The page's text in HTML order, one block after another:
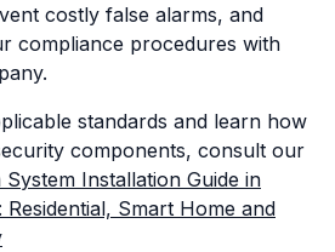
costly false alarms, and
compliance procedures with
standards and learn how
components, consult our
System Installation Guide in
Residential, Smart Home and